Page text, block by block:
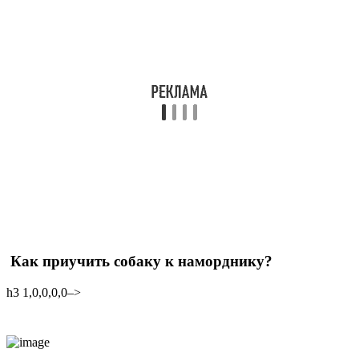
Как приучить собаку к наморднику?
h3 1,0,0,0,0–>